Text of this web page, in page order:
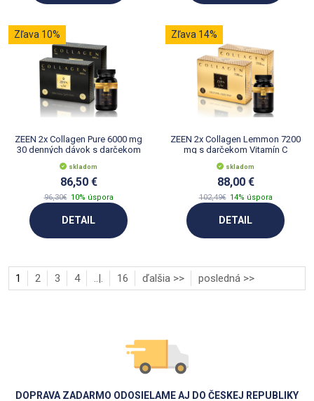
Zľava 10%
ZEEN 2x Collagen Pure 6000 mg
30 denných dávok s darčekom
Viamínom C
skladom
86,50 €
96,30€ 10% úspora
DETAIL
Zľava 14%
ZEEN 2x Collagen Lemmon 7200
mg s darčekom Vitamín C
skladom
88,00 €
102,49€ 14% úspora
DETAIL
1 2 3 4 ..|. 16 ďalšia >> posledná >>
DOPRAVA ZADARMO ODOSIELAME AJ DO ČESKEJ REPUBLIKY